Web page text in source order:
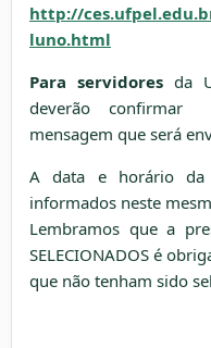
http://
luno.html
Para servidoresda
deverão confirmar
mensagem que será
A data e horário da
informados neste
Lembramos que a
SELECIONADOS é
que não tenham sido